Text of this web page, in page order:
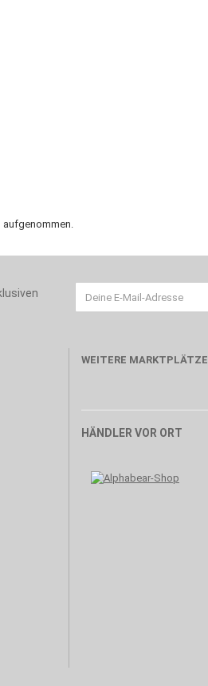
aufgenommen.
WEITERE MARKTPLÄTZE
HÄNDLER VOR ORT